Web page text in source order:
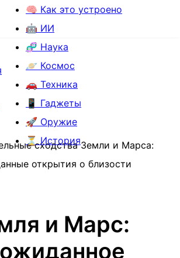
🧠 Как это устроено
🤖 ИИ
🧬 Наука
🪐 Космос
🚗 Техника
📱 Гаджеты
🚀 Оружие
⏳ История
сходства Земли и Марса:
открытия о близости
и Марс: